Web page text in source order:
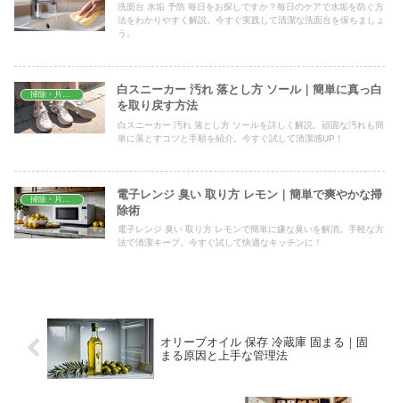
洗面台 水垢 予防 毎日をお探しですか？毎日のケアで水垢を防ぐ方
法をわかりやすく解説。今すぐ実践して清潔な洗面台を保ちましょ
う。
白スニーカー 汚れ 落とし方 ソール｜簡単に真っ白
を取り戻す方法
白スニーカー 汚れ 落とし方 ソールを詳しく解説。頑固な汚れも簡
単に落とすコツと手順を紹介。今すぐ試して清潔感UP！
電子レンジ 臭い 取り方 レモン｜簡単で爽やかな掃
除術
電子レンジ 臭い 取り方 レモンで簡単に嫌な臭いを解消。手軽な方
法で清潔キープ。今すぐ試して快適なキッチンに！
オリーブオイル 保存 冷蔵庫 固まる｜固
まる原因と上手な管理法